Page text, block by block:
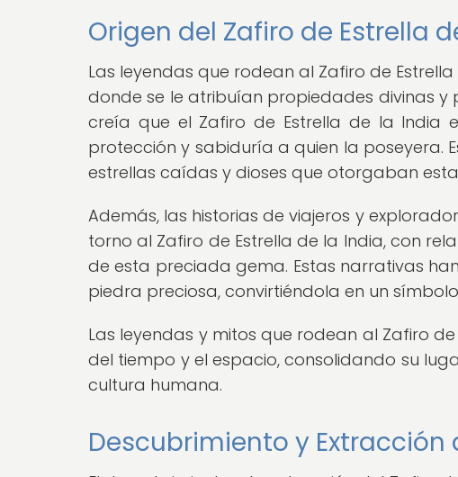
Origen del Zafiro de Estrella
Las leyendas que rodean al Zafiro de
donde se le atribuían propiedades divinas y
creía que el Zafiro de Estrella de la India
protección y sabiduría a quien la poseyera.
estrellas caídas y dioses que otorgaban
Además, las historias de viajeros y
torno al Zafiro de Estrella de la India, con
de esta preciada gema. Estas narrativas
piedra preciosa, convirtiéndola en un
Las leyendas y mitos que rodean al Zafiro
del tiempo y el espacio, consolidando su
cultura humana.
Descubrimiento y Extracción